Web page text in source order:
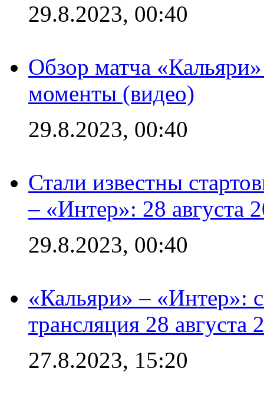
29.8.2023, 00:40
Обзор матча
моменты (видео)
29.8.2023, 00:40
Стали известны
– «Интер»: 28 августа
29.8.2023, 00:40
«Кальяри» – «Интер»:
трансляция 28 августа
27.8.2023, 15:20